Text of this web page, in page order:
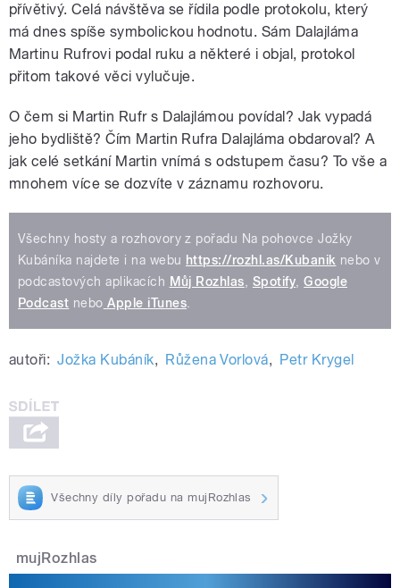
přívětivý. Celá návštěva se řídila podle protokolu, který
má dnes spíše symbolickou hodnotu. Sám Dalajláma
Martinu Rufrovi podal ruku a některé i objal, protokol
přitom takové věci vylučuje.
O čem si Martin Rufr s Dalajlámou povídal? Jak vypadá
jeho bydliště? Čím Martin Rufra Dalajláma obdaroval? A
jak celé setkání Martin vnímá s odstupem času? To vše a
mnohem více se dozvíte v záznamu rozhovoru.
Všechny hosty a rozhovory z pořadu Na pohovce Jožky
Kubáníka najdete i na webu https://rozhl.as/Kubanik nebo v
podcastových aplikacích Můj Rozhlas, Spotify,Google
Podcast nebo Apple iTunes.
autoři: Jožka Kubáník, Růžena Vorlová, Petr Krygel
Všechny díly pořadu na mujRozhlas
mujRozhlas